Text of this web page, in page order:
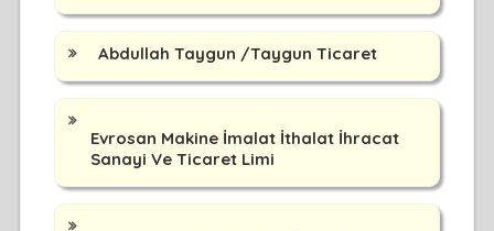
Abdullah Taygun /Taygun Ticaret
Evrosan Makine İmalat İthalat İhracat
Sanayi Ve Ticaret Limi